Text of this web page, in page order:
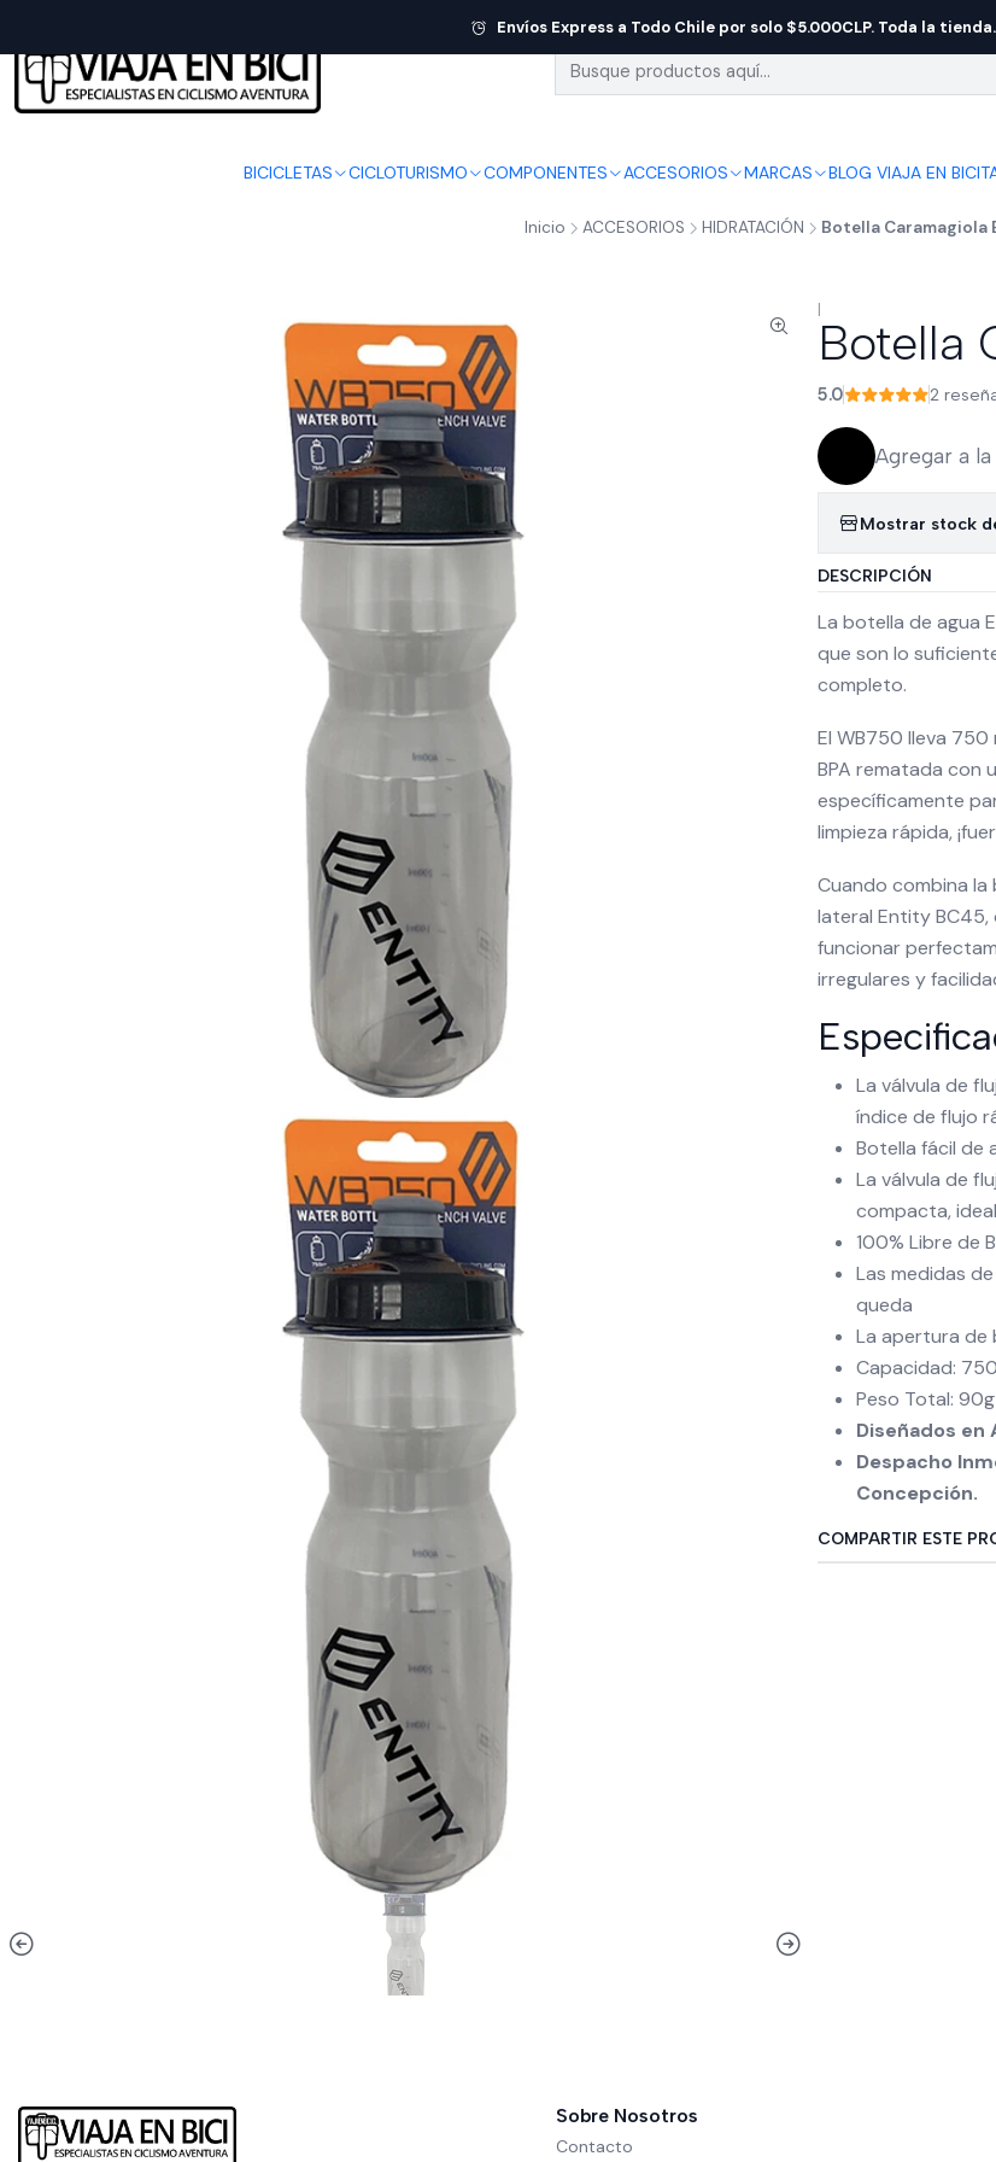
BICICLETAS CICLOTURISMO COMPONENTES ACCESORIOS MARCAS BLOG VIAJA EN BICI
Envíos Express a Todo Chile por solo $5.000CLP. Toda la
Inicio ACCESORIOS HIDRATACIÓN Botella Caramagiola
|
Botella
5.0 2
Agregar a
Mostrar stock
DESCRIPCIÓN
La botella de agua
que son lo
completo.
El WB750 lleva
BPA rematada con
específicamente
limpieza rápida,
Cuando combina
lateral Entity
funcionar
irregulares y
La válvula de
índice de flujo
Botella fácil de
La válvula de
compacta,
100% Libre de
Las medidas
queda
La apertura de
Capacidad:
Peso Total: 90g
Diseñados en
Despacho
Concepción.
COMPARTIR ESTE
Sobre Nosotros
Contacto